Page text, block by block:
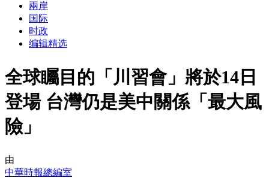
兩岸
国际
时政
编辑精选
全球矚目的「川習會」將於14日
登場 台灣仍是美中關係「最大風
險」
由
中華時報總編室